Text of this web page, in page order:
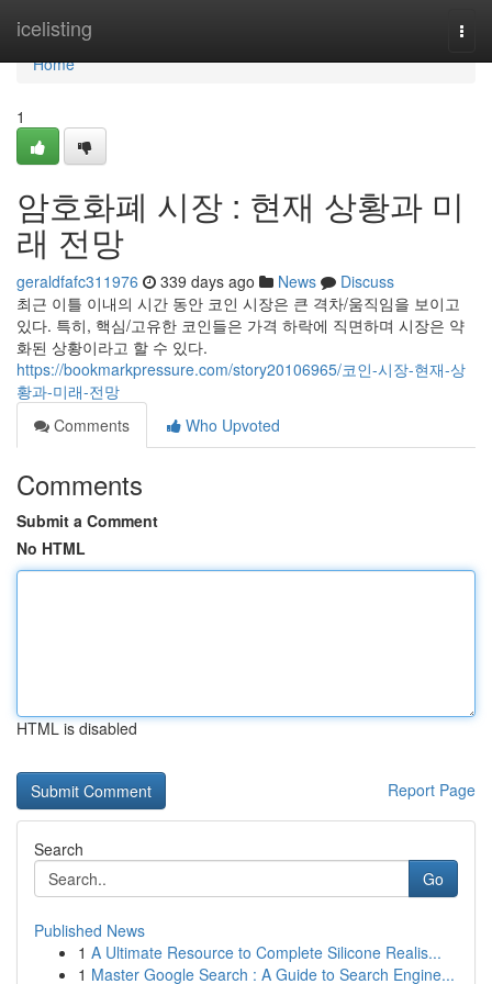
icelisting
Home
Home
1
암호화폐 시장 : 현재 상황과 미
래 전망
geraldfafc311976 339 days ago News
Discuss
최근 이틀 이내의 시간 동안 코인 시장은 큰 격차/움직임을 보이고
있다. 특히, 핵심/고유한 코인들은 가격 하락에 직면하며 시장은 약
화된 상황이라고 할 수 있다.
https://bookmarkpressure.com/story20106965/코인-시장-현재-상
황과-미래-전망
Comments
Who Upvoted
Comments
Submit a Comment
No HTML
HTML is disabled
Report Page
Search
Go
Published News
1 A Ultimate Resource to Complete Silicone Realis...
1 Master Google Search : A Guide to Search Engine...